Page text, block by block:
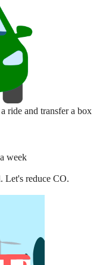
ride and transfer a box
week
Let's reduce CO.